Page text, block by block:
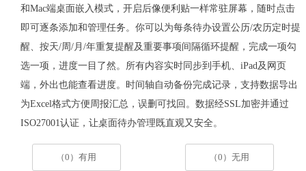
和Mac端桌面嵌入模式，开启后像便利贴一样常驻屏幕，随时点击
即可逐条添加和管理任务。你可以为每条待办设置公历/农历定时提
醒、按天/周/月/年重复提醒及重要事项间隔循环提醒，完成一项勾
选一项，进度一目了然。所有内容实时同步到手机、 iPad及网页
端，外出也能查看进度。时间轴自动备份完成记录，支持数据导出
为Excel格式方便周报汇总，误删可找回。数据经SSL加密并通过
ISO27001认证，让桌面待办管理既直观又安全。
（0）有用 （0）无用